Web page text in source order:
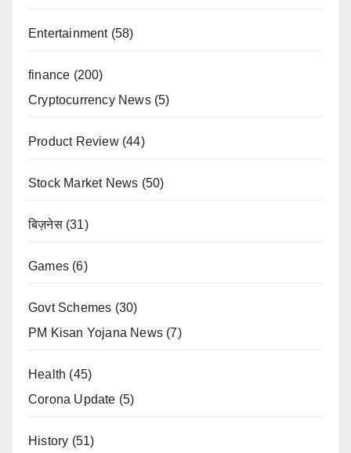
Entertainment(58)
finance (200)
Cryptocurrency News(5)
Product Review(44)
Stock Market News (50)
बिज़नेस(31)
Games (6)
Govt Schemes (30)
PM Kisan Yojana News (7)
Health (45)
Corona Update (5)
History (51)